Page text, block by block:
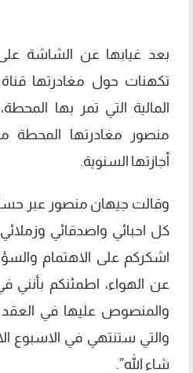
بعد غيابها عن الشاشة على
تكهنات حول مغادرتها قناة
المالية التي تمر بها
منصور مغادرتها المحطة
أجازتها السنوية.
وقالت جيهان منصور عبر
كل احبائي واصدقائي
اشكركم على الاهتمام
عن الهواء، اطمئنكم بأنني
والمنصوص عليها في العقد
والتي ستنتهي في الاسبوع
شاء الله”.